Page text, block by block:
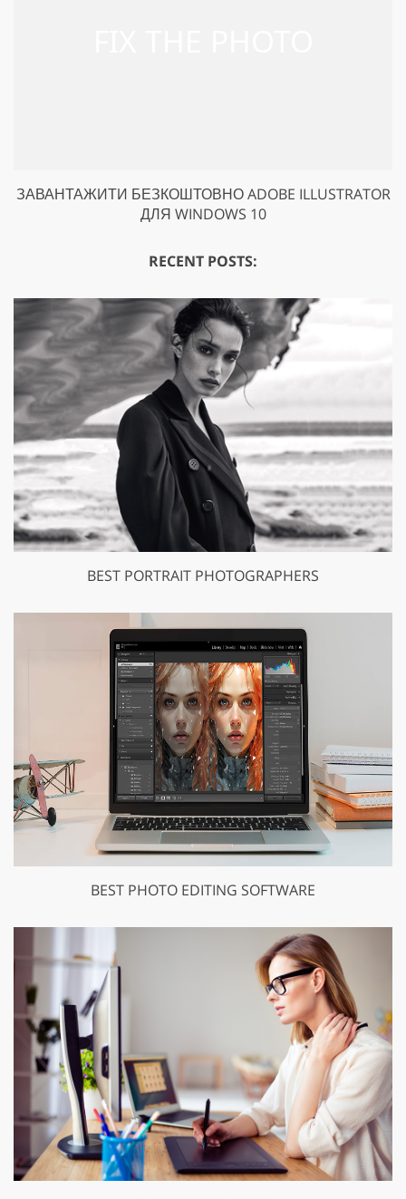
ЗАВАНТАЖИТИ БЕЗКОШТОВНО ADOBE ILLUSTRATOR
ДЛЯ WINDOWS 10
RECENT POSTS:
BEST PORTRAIT PHOTOGRAPHERS
BEST PHOTO EDITING SOFTWARE